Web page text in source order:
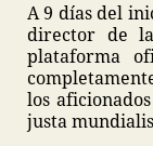
A 9 días del
director de
plataforma
los
justa